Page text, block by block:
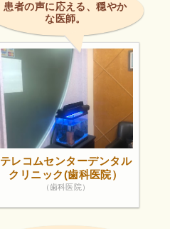
患者の声に応える、穏やか
な医師。
テレコムセンターデンタル
クリニック(歯科医院）
（歯科医院）